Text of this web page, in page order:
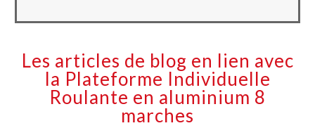
Les articles de blog en lien avec
la Plateforme Individuelle
Roulante en aluminium 8
marches